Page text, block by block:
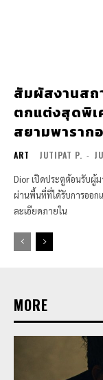
สัมผัสงานสถ
ตกแต่งสุดพิเ
สยามพาราก
ART JUTIPAT P. -
Dior เปิดประตูต้อนรับผู้
ผ่านพื้นที่ที่ได้รับการออ
ละเอียดภายใน
MORE